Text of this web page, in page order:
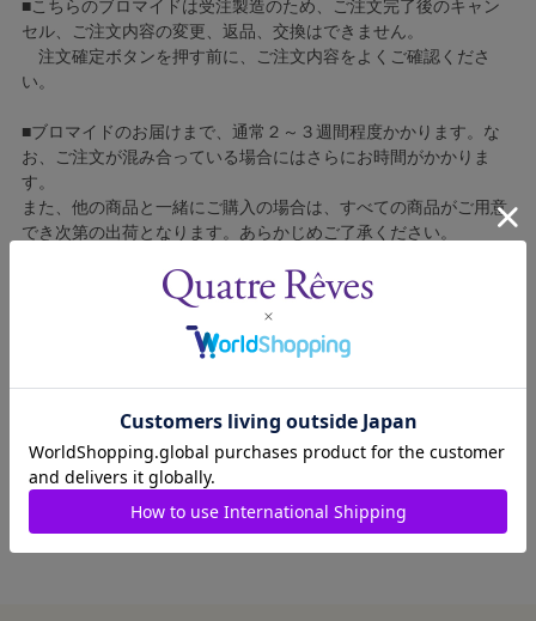
■こちらのブロマイドは受注製造のため、ご注文完了後のキャン
セル、ご注文内容の変更、返品、交換はできません。
注文確定ボタンを押す前に、ご注文内容をよくご確認くださ
い。
■ブロマイドのお届けまで、通常２～３週間程度かかります。な
お、ご注文が混み合っている場合にはさらにお時間がかかりま
す。
また、他の商品と一緒にご購入の場合は、すべての商品がご用意
でき次第の出荷となります。あらかじめご了承ください。
■コンビニ決済をご利用の場合はご入金確認後の製造となりま
■ブロマイドの個包装はしておりません。
で、お手数ですが弊社カスタマーセンターへご連絡ください。
1802324-012